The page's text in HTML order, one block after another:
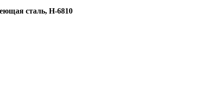
сталь, H-6810